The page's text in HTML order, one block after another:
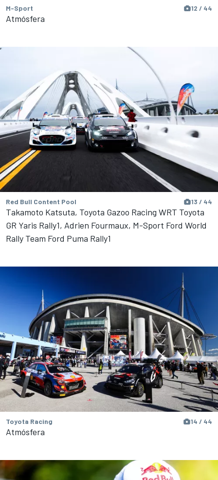
M-Sport 12 / 44
Atmósfera
Red Bull Content Pool 13 / 44
Takamoto Katsuta, Toyota Gazoo Racing WRT Toyota
GR Yaris Rally1, Adrien Fourmaux, M-Sport Ford World
Rally Team Ford Puma Rally1
Toyota Racing 14 / 44
Atmósfera